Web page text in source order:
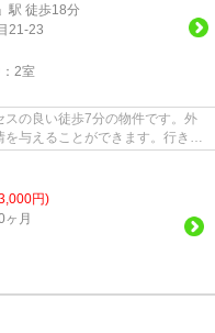
」駅 徒歩18分
21-23
2室
の良い徒歩7分の物件です。外
与えることができます。行き先
円)
ヶ月